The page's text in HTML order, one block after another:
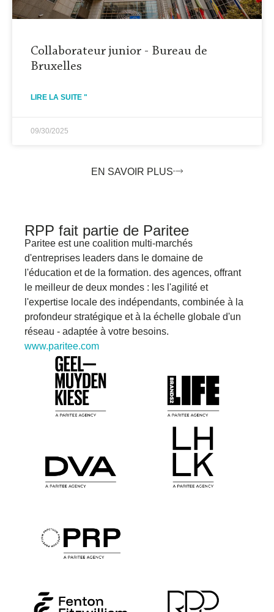
Collaborateur junior - Bureau de
Bruxelles
LIRE LA SUITE "
09/30/2025
EN SAVOIR PLUS
RPP fait partie de Paritee
Paritee est une coalition multi-marchés
d'entreprises leaders dans le domaine de
l'éducation et de la formation. des agences, offrant
le meilleur de deux mondes : les l'agilité et
l'expertise locale des indépendants, combinée à la
profondeur stratégique et à la échelle globale d'un
réseau - adaptée à votre besoins.
www.paritee.com